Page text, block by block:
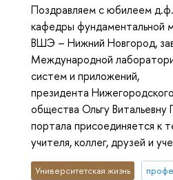
Поздравляем с юбилеем
кафедры фундаментальной
ВШЭ – Нижний Новгород,
Международной
систем и приложений,
президента
общества Ольгу
портала присоединяется к
учителя, коллег, друзей и
Университетская жизнь